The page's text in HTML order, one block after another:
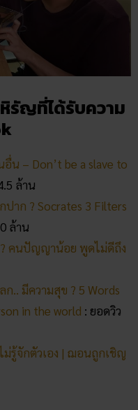
รัญที่ได้รับความ
น – Don’t be a slave to
ล้าน
าก ? Socrates 3 Filters
ล้าน
? คนปัญญาน้อย พูดไม่ดีถึง
.. มีความสุข ? 5 Words
in the world : ยอดวิว
รู้จักตัวเอง | ฌอนถูกเชิญ